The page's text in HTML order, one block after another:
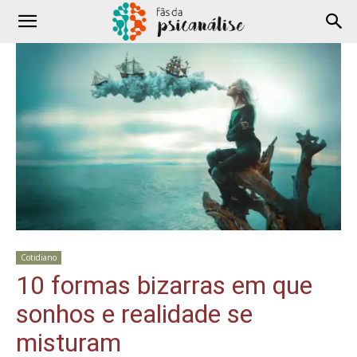
Cotidiano
10 formas bizarras em que
sonhos e realidade se
misturam